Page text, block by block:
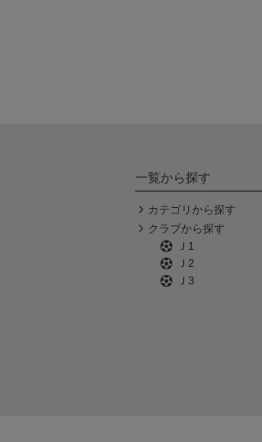
一覧から探す
カテゴリから探す
クラブから探す
Ｊ1
Ｊ2
Ｊ3